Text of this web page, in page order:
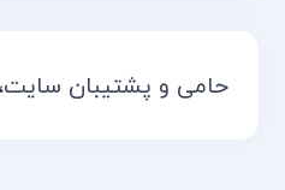
حامی و پشتیبان